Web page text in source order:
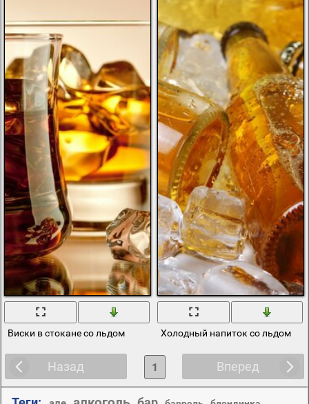
Виски в стокане со льдом Холодный напиток со льдом
Назад Вперед
1